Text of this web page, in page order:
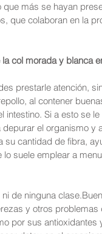
más se hayan
que colaboran en la
col morada y blanca
prestarle atención,
al contener
intestino. Si a esto se
el organismo y
su cantidad de fibra,
lo suele emplear a
de ninguna
y otros
por sus